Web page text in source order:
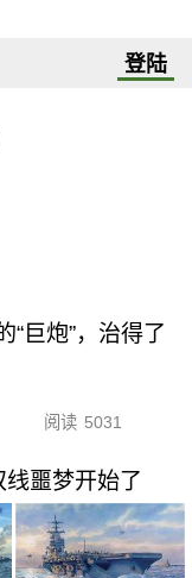
登陆
“巨炮”，治得了
阅读 5031
噩梦开始了